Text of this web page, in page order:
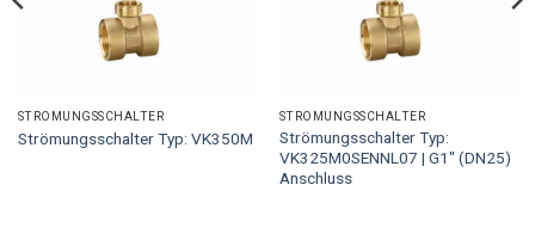
STRÖMUNGSSCHALTER
Strömungsschalter Typ: VK350M
STRÖMUNGSSCHALTER
Strömungsschalter Typ:
VK325M0SENNL07 | G1″ (DN25)
Anschluss